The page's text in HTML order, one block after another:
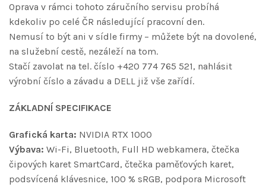
Oprava v rámci tohoto záručního servisu probíhá
kdekoliv po celé ČR následující pracovní den.
Nemusí to být ani v sídle firmy – můžete být na dovolené,
na služební cestě, nezáleží na tom.
Stačí zavolat na tel. číslo +420 774 765 521, nahlásit
výrobní číslo a závadu a DELL již vše zařídí.
ZÁKLADNÍ SPECIFIKACE
Grafická karta: NVIDIA RTX 1000
Výbava: Wi-Fi, Bluetooth, Full HD webkamera, čtečka
čipových karet SmartCard, čtečka paměťových karet,
podsvícená klávesnice, 100 % sRGB, podpora Microsoft